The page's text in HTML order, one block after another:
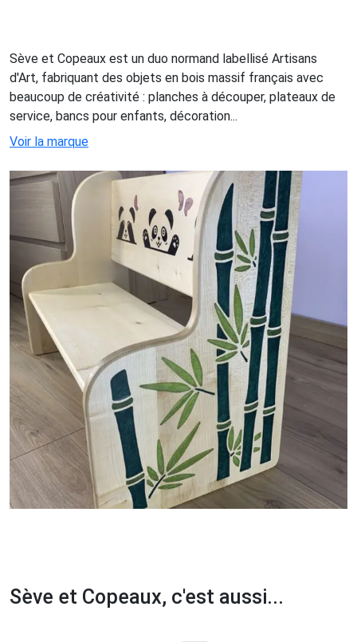
Sève et Copeaux est un duo normand labellisé Artisans
d'Art, fabriquant des objets en bois massif français avec
beaucoup de créativité : planches à découper, plateaux de
service, bancs pour enfants, décoration...
Voir la marque
Sève et Copeaux, c'est aussi...